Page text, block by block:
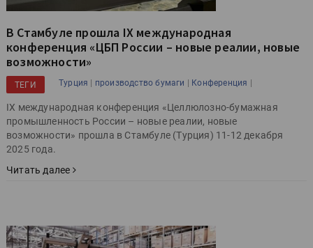
В Стамбуле прошла IX международная
конференция «ЦБП России – новые реалии, новые
возможности»
ТЕГИ Турция | производство бумаги | Конференция |
IX международная конференция «Целлюлозно-бумажная
промышленность России – новые реалии, новые
возможности» прошла в Стамбуле (Турция) 11-12 декабря
2025 года.
Читать далее